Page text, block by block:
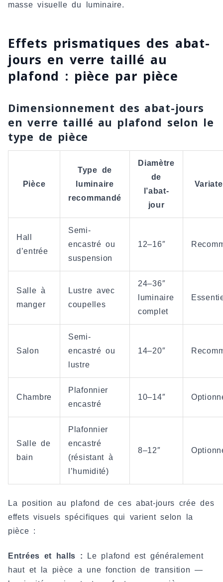
masse visuelle du luminaire.
Effets prismatiques des abat-
jours en verre taillé au
plafond : pièce par pièce
Dimensionnement des abat-jours
en verre taillé au plafond selon le
type de pièce
Pièce
Type de
luminaire
recommandé
Diamètre
de
l’abat-
jour
Hall
d’entrée
Semi-
encastré ou
suspension
12–16″
Salle à
manger
Lustre avec
coupelles
24–36″
luminaire
complet
Salon
Semi-
encastré ou
lustre
14–20″
Chambre
Plafonnier
encastré
10–14″
Salle de
bain
Plafonnier
encastré
(résistant à
l’humidité)
8–12″
La position au plafond de ces abat-jours crée des
effets visuels spécifiques qui varient selon la
pièce :
Entrées et halls : Le plafond est généralement
haut et la pièce a une fonction de transition —